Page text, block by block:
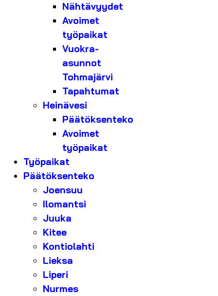
Nähtävyydet
Avoimet
työpaikat
Vuokra-
asunnot
Tohmajärvi
Tapahtumat
Heinävesi
Päätöksenteko
Avoimet
työpaikat
Työpaikat
Päätöksenteko
Joensuu
Ilomantsi
Juuka
Kitee
Kontiolahti
Lieksa
Liperi
Nurmes